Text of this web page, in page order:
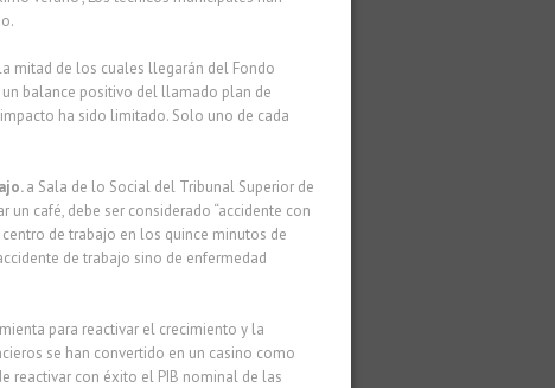
mitad de los cuales llegarán del Fondo
balance positivo del llamado plan de
ha sido limitado. Solo uno de cada
a Sala de lo Social del Tribunal Superior de
café, debe ser considerado “accidente con
de trabajo en los quince minutos de
de trabajo sino de enfermedad
para reactivar el crecimiento y la
se han convertido en un casino como
reactivar con éxito el PIB nominal de las